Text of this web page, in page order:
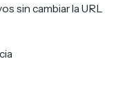
sin cambiar la URL